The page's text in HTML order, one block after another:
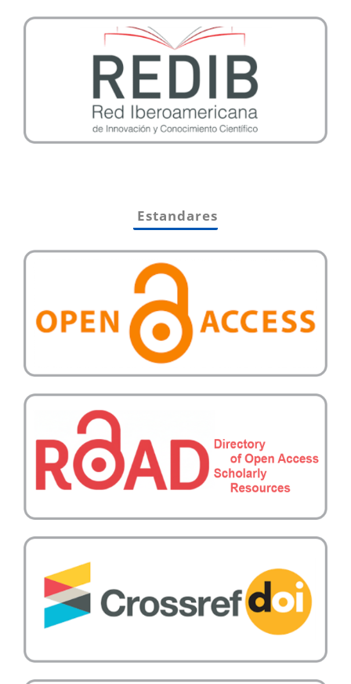
Estandares